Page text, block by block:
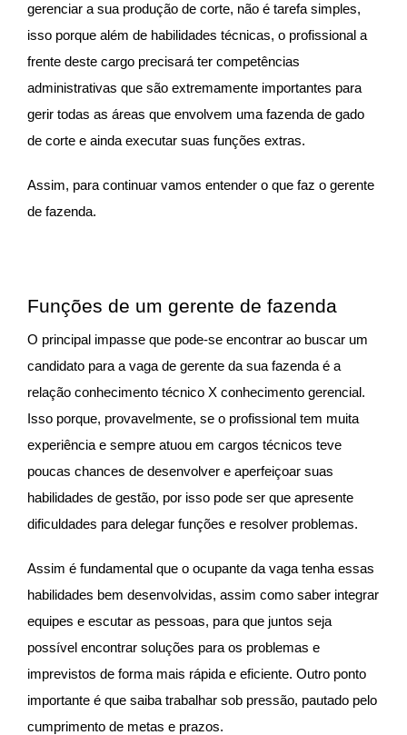
gerenciar a sua produção de corte, não é tarefa simples,
isso porque além de habilidades técnicas, o profissional a
frente deste cargo precisará ter competências
administrativas que são extremamente importantes para
gerir todas as áreas que envolvem uma fazenda de gado
de corte e ainda executar suas funções extras.
Assim, para continuar vamos entender o que faz o gerente
de fazenda.
Funções de um gerente de fazenda
O principal impasse que pode-se encontrar ao buscar um
candidato para a vaga de gerente da sua fazenda é a
relação conhecimento técnico X conhecimento gerencial.
Isso porque, provavelmente, se o profissional tem muita
experiência e sempre atuou em cargos técnicos teve
poucas chances de desenvolver e aperfeiçoar suas
habilidades de gestão, por isso pode ser que apresente
dificuldades para delegar funções e resolver problemas.
Assim é fundamental que o ocupante da vaga tenha essas
habilidades bem desenvolvidas, assim como saber integrar
equipes e escutar as pessoas, para que juntos seja
possível encontrar soluções para os problemas e
imprevistos de forma mais rápida e eficiente. Outro ponto
importante é que saiba trabalhar sob pressão, pautado pelo
cumprimento de metas e prazos.